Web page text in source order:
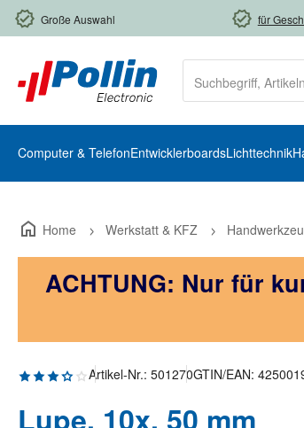
Hauptinhalt springen
Zur Suche springen
Zur Hauptnavigation springen
Große Auswahl für
Computer & TelefonEntwicklerboardsLichttechnik
Home Werkstatt & KFZ
ACHTUNG: Nur für
Durchschnittliche Bewertung von 3.2 von
Artikel-Nr.: 501270GTIN/EAN:
Lupe, 10x, 50 mm